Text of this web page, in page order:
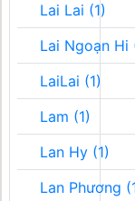
Lai Lai (1)
Lai Ngoạn Hi
LaiLai (1)
Lam (1)
Lan Hy (1)
Lan Phương